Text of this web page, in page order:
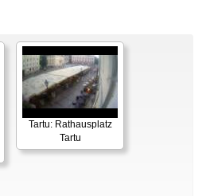
Tartu: Rathausplatz
Tartu